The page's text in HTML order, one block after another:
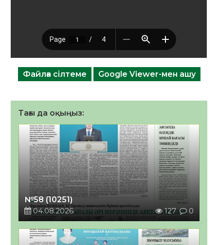
Файлға сілтеме Google Viewer-мен ашу
Тағы да оқыңыз:
№58 (10251)
04.08.2026
127 0